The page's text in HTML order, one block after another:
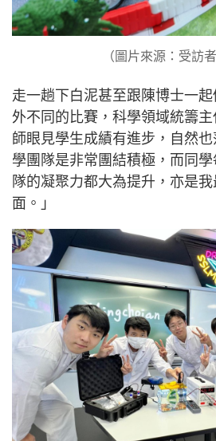
（圖片來源：受訪
走一趟下白泥甚至跟陳博士一
外不同的比賽，科學領域統籌
師眼見學生成績有進步，自然
學團隊是非常團結積極，而同
隊的凝聚力都大為提升，亦是
面。」